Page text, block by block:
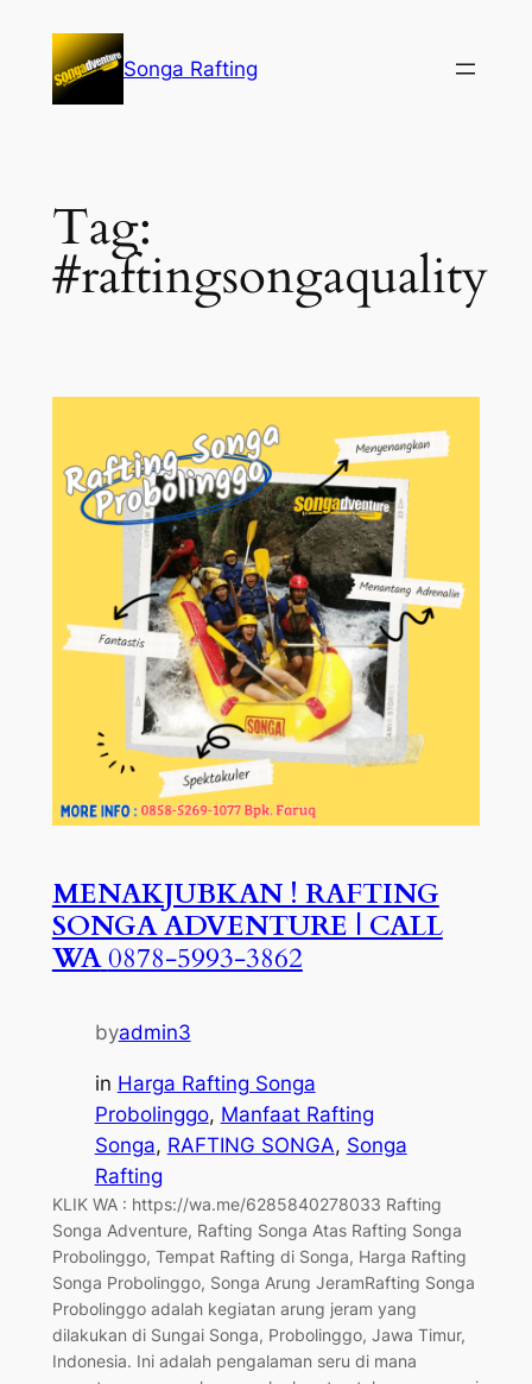
konten
Songa Rafting
Tag:
#raftingsongaquality
MENAKJUBKAN ! RAFTING
SONGA ADVENTURE | CALL
WA0878-5993-3862
byadmin3
in Harga Rafting Songa
Probolinggo, Manfaat Rafting
Songa, RAFTING SONGA, Songa
Rafting
KLIK WA : https://wa.me/6285840278033 Rafting
Songa Adventure, Rafting Songa Atas Rafting Songa
Probolinggo, Tempat Rafting di Songa, Harga Rafting
Songa Probolinggo, Songa Arung JeramRafting Songa
Probolinggo adalah kegiatan arung jeram yang
dilakukan di Sungai Songa, Probolinggo, Jawa Timur,
Indonesia. Ini adalah pengalaman seru di mana